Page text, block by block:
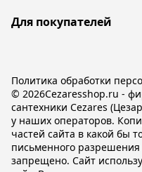
Для покупателей
© 2026Cezaresshop.ru -
сантехники Cezares
у наших операторов.
частей сайта в какой бы
письменного разрешения
запрещено. Сайт
Политика обработки